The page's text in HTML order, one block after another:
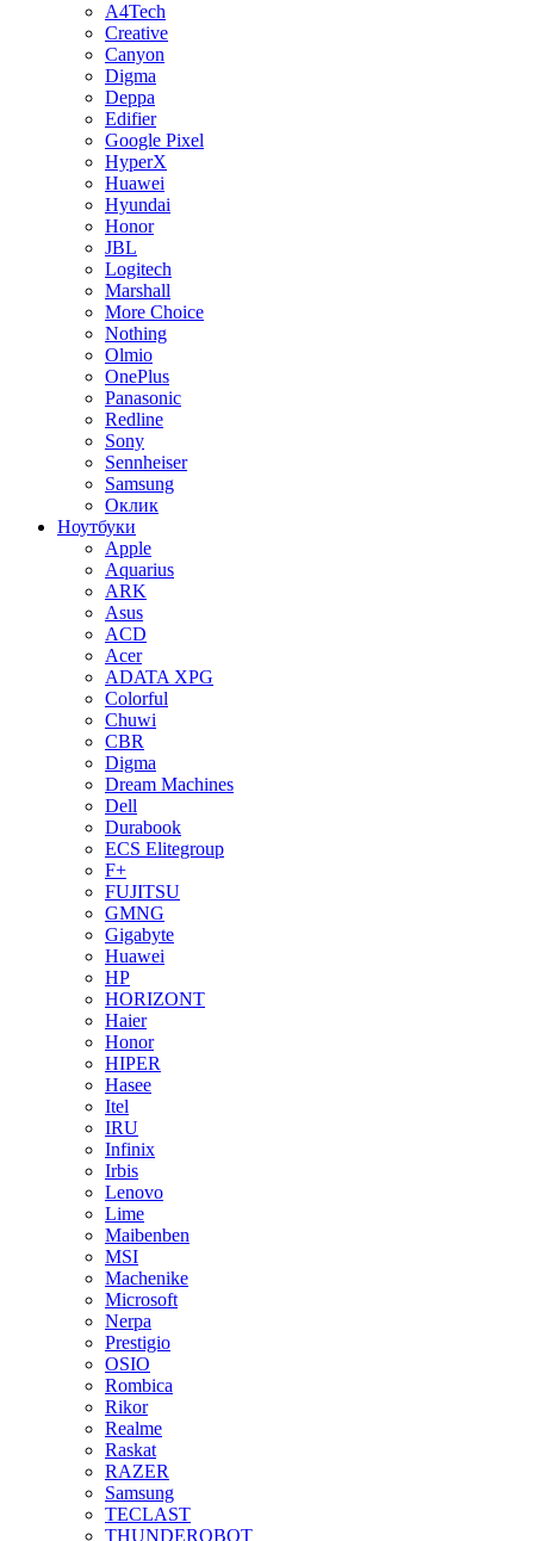
A4Tech
Creative
Canyon
Digma
Deppa
Edifier
Google Pixel
HyperX
Huawei
Hyundai
Honor
JBL
Logitech
Marshall
More Choice
Nothing
Olmio
OnePlus
Panasonic
Redline
Sony
Sennheiser
Samsung
Оклик
Ноутбуки
Apple
Aquarius
ARK
Asus
ACD
Acer
ADATA XPG
Colorful
Chuwi
CBR
Digma
Dream Machines
Dell
Durabook
ECS Elitegroup
F+
FUJITSU
GMNG
Gigabyte
Huawei
HP
HORIZONT
Haier
Honor
HIPER
Hasee
Itel
IRU
Infinix
Irbis
Lenovo
Lime
Maibenben
MSI
Machenike
Microsoft
Nerpa
Prestigio
OSIO
Rombica
Rikor
Realme
Raskat
RAZER
Samsung
TECLAST
THUNDEROBOT